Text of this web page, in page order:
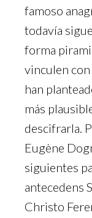
famoso
todavía
forma
vinculen con
han
más
descifrarla.
Eugène
siguientes
antecedens
Christo